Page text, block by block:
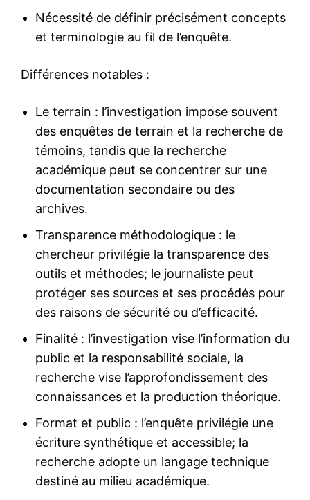
Nécessité de définir précisément concepts
et terminologie au fil de l’enquête.
Différences notables :
Le terrain : l’investigation impose souvent
des enquêtes de terrain et la recherche de
témoins, tandis que la recherche
académique peut se concentrer sur une
documentation secondaire ou des
archives.
Transparence méthodologique : le
chercheur privilégie la transparence des
outils et méthodes; le journaliste peut
protéger ses sources et ses procédés pour
des raisons de sécurité ou d’efficacité.
Finalité : l’investigation vise l’information du
public et la responsabilité sociale, la
recherche vise l’approfondissement des
connaissances et la production théorique.
Format et public : l’enquête privilégie une
écriture synthétique et accessible; la
recherche adopte un langage technique
destiné au milieu académique.